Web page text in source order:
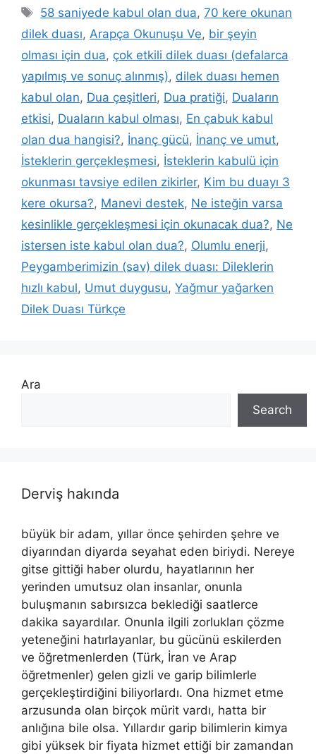
58 saniyede kabul olan dua,70 kere okunan
dilek duası, Arapça Okunuşu Ve, bir şeyin
olması için dua, çok etkili dilek duası (defalarca
yapılmış ve sonuç alınmış), dilek duası hemen
kabul olan, Dua çeşitleri, Dua pratiği, Duaların
etkisi, Duaların kabul olması, En çabuk kabul
olan dua hangisi?, İnanç gücü, İnanç ve umut,
İsteklerin gerçekleşmesi, İsteklerin kabulü için
okunması tavsiye edilen zikirler, Kim bu duayı 3
kere okursa?, Manevi destek, Ne isteğin varsa
kesinlikle gerçekleşmesi için okunacak dua?, Ne
istersen iste kabul olan dua?, Olumlu enerji,
Peygamberimizin (sav) dilek duası: Dileklerin
hızlı kabul, Umut duygusu, Yağmur yağarken
Dilek Duası Türkçe
Ara
Search
Derviş hakında
büyük bir adam, yıllar önce şehirden şehre ve
diyarından diyarda seyahat eden biriydi. Nereye
gitse gittiği haber olurdu, hayatlarının her
yerinden umutsuz olan insanlar, onunla
buluşmanın sabırsızca beklediği saatlerce
dakika sayardılar. Onunla ilgili zorlukları çözme
yeteneğini hatırlayanlar, bu gücünü eskilerden
ve öğretmenlerden (Türk, İran ve Arap
öğretmenler) gelen gizli ve garip bilimlerle
gerçekleştirdiğini biliyorlardı. Ona hizmet etme
arzusunda olan birçok mürit vardı, hatta bir
anlığına bile olsa. Yıllardır garip bilimlerin kimya
gibi yüksek bir fiyata hizmet ettiği bir zamandan